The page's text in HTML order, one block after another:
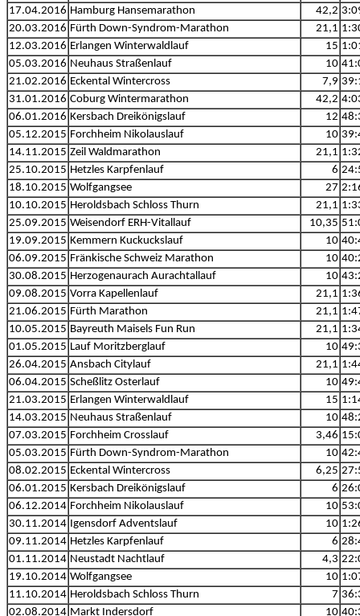
17.04.2016 Hamburg Hansemarathon 42,2
20.03.2016 Fürth Down-Syndrom-Marathon 21,1
12.03.2016 Erlangen Winterwaldlauf 15
05.03.2016 Neuhaus Straßenlauf 10
21.02.2016 Eckental Wintercross 7,9
31.01.2016 Coburg Wintermarathon 42,2
06.01.2016 Kersbach Dreikönigslauf 12
05.12.2015 Forchheim Nikolauslauf 10
14.11.2015 Zeil Waldmarathon 21,1
25.10.2015 Hetzles Karpfenlauf 6
18.10.2015 Wolfgangsee 27
10.10.2015 Heroldsbach Schloss Thurn 21,1
25.09.2015 Weisendorf ERH-Vitallauf 10,35
19.09.2015 Kemmern Kuckuckslauf 10
06.09.2015 Fränkische Schweiz Marathon 10
30.08.2015 Herzogenaurach Aurachtallauf 10
09.08.2015 Vorra Kapellenlauf 21,1
21.06.2015 Fürth Marathon 21,1
10.05.2015 Bayreuth Maisels Fun Run 21,1
01.05.2015 Lauf Moritzberglauf 10
26.04.2015 Ansbach Citylauf 21,1
06.04.2015 Scheßlitz Osterlauf 10
21.03.2015 Erlangen Winterwaldlauf 15
14.03.2015 Neuhaus Straßenlauf 10
07.03.2015 Forchheim Crosslauf 3,46
05.03.2015 Fürth Down-Syndrom-Marathon 10
08.02.2015 Eckental Wintercross 6,25
06.01.2015 Kersbach Dreikönigslauf 6
06.12.2014 Forchheim Nikolauslauf 10
30.11.2014 Igensdorf Adventslauf 10
09.11.2014 Hetzles Karpfenlauf 6
01.11.2014 Neustadt Nachtlauf 4,3
19.10.2014 Wolfgangsee 10
11.10.2014 Heroldsbach Schloss Thurn 7
02.08.2014 Markt Indersdorf 10